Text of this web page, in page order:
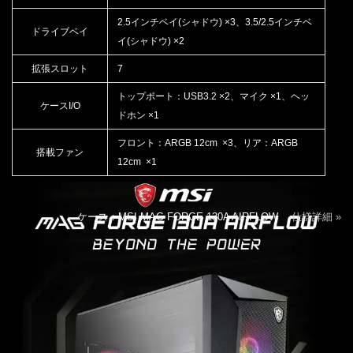
ドライブベイ
2.5インチベイ(シャドウ) ×3、3.5/2.5インチベ
イ(シャドウ) ×2
拡張スロット 7
ケースI/O
トップポート：USB3.2 ×2、マイク ×1、ヘッ
ドホン ×1
搭載ファン
フロント：ARGB 12cm ×3、リア：ARGB
12cm ×1
ケース：MSI MAG FORGE 130A AIRFLOW仕様詳細 »